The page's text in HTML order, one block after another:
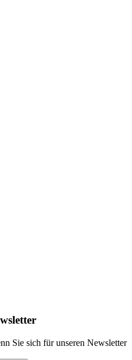
Sie sich für unseren Newsletter